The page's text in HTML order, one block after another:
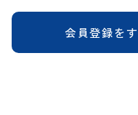
会員登録を